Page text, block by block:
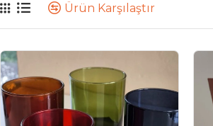
Ürün Karşılaştır